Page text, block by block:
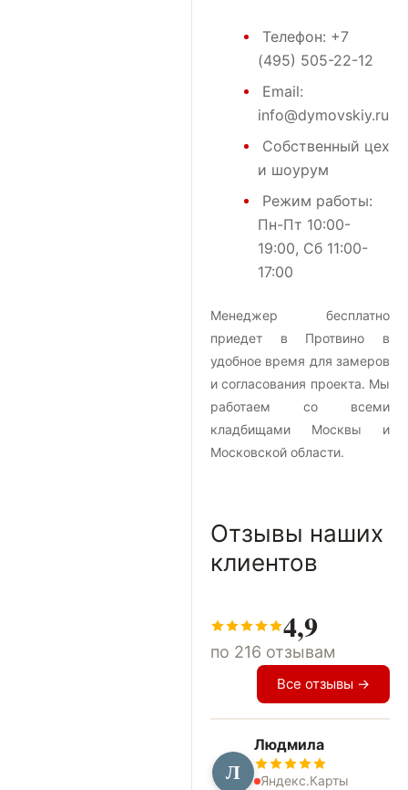
Телефон: +7
(495) 505-22-12
Email:
info@dymovskiy.ru
Собственный цех
и шоурум
Режим работы:
Пн-Пт 10:00-
19:00, Сб 11:00-
17:00
Менеджер бесплатно
приедет в Протвино в
удобное время для замеров
и согласования проекта. Мы
работаем со всеми
кладбищами Москвы и
Московской области.
Отзывы наших
клиентов
4,9
по 216 отзывам
Все отзывы →
Л
Людмила
Яндекс.Карты